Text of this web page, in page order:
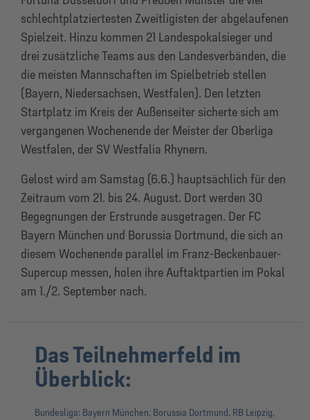
schlechtplatziertesten Zweitligisten der abgelaufenen
Spielzeit. Hinzu kommen 21 Landespokalsieger und
drei zusätzliche Teams aus den Landesverbänden, die
die meisten Mannschaften im Spielbetrieb stellen
(Bayern, Niedersachsen, Westfalen). Den letzten
Startplatz im Kreis der Außenseiter sicherte sich am
vergangenen Wochenende der Meister der Oberliga
Westfalen, der SV Westfalia Rhynern.
Gelost wird am Samstag (6.6.) hauptsächlich für den
Zeitraum vom 21. bis 24. August. Dort werden 30
Begegnungen der Erstrunde ausgetragen. Der FC
Bayern München und Borussia Dortmund, die sich an
diesem Wochenende parallel im Franz-Beckenbauer-
Supercup messen, holen ihre Auftaktpartien im Pokal
am 1./2. September nach.
Das Teilnehmerfeld im
Überblick:
Bundesliga: Bayern München, Borussia Dortmund, RB Leipzig,